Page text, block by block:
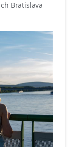
Bratislava